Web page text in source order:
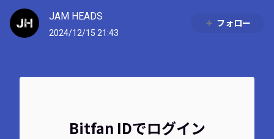
JAM HEADS
2024/12/15 21:43
フォロー
Bitfan IDでログイン